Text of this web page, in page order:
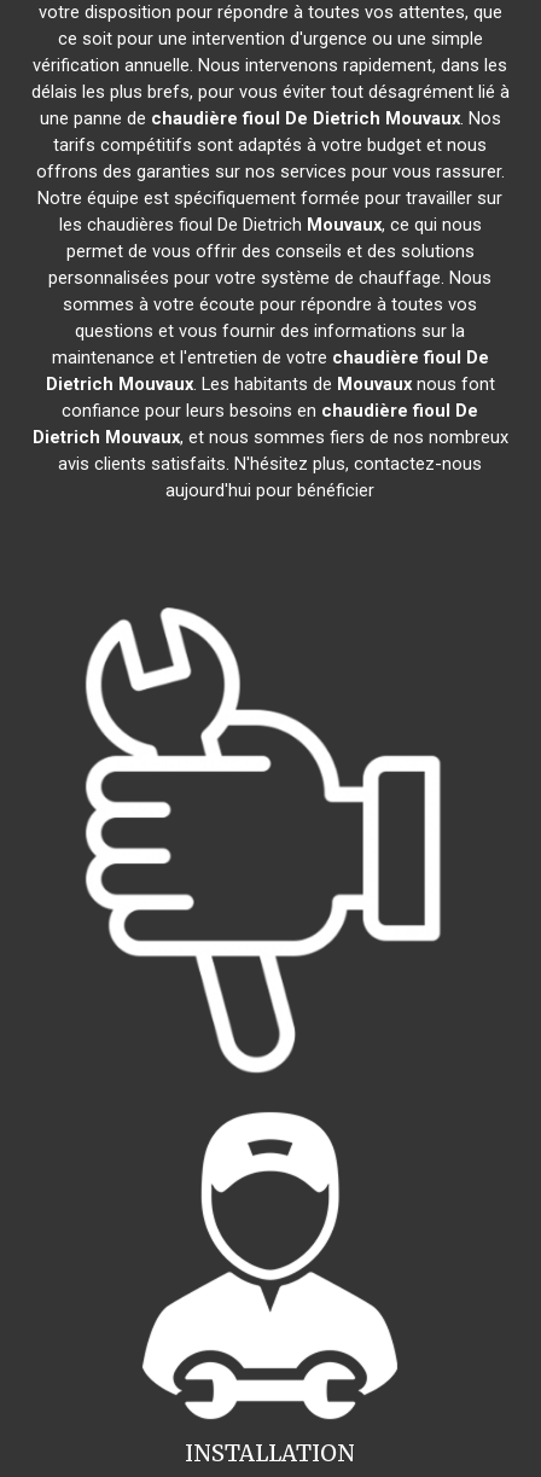
votre disposition pour répondre à toutes vos attentes, que
ce soit pour une intervention d'urgence ou une simple
vérification annuelle. Nous intervenons rapidement, dans les
délais les plus brefs, pour vous éviter tout désagrément lié à
une panne de chaudière fioul De Dietrich Mouvaux. Nos
tarifs compétitifs sont adaptés à votre budget et nous
offrons des garanties sur nos services pour vous rassurer.
Notre équipe est spécifiquement formée pour travailler sur
les chaudières fioul De Dietrich Mouvaux, ce qui nous
permet de vous offrir des conseils et des solutions
personnalisées pour votre système de chauffage. Nous
sommes à votre écoute pour répondre à toutes vos
questions et vous fournir des informations sur la
maintenance et l'entretien de votre chaudière fioul De
Dietrich Mouvaux. Les habitants de Mouvauxnous font
confiance pour leurs besoins en chaudière fioul De
Dietrich Mouvaux, et nous sommes fiers de nos nombreux
avis clients satisfaits. N'hésitez plus, contactez-nous
aujourd'hui pour bénéficier
INSTALLATION